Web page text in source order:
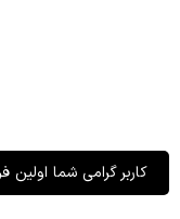
کاربر گرامی شما